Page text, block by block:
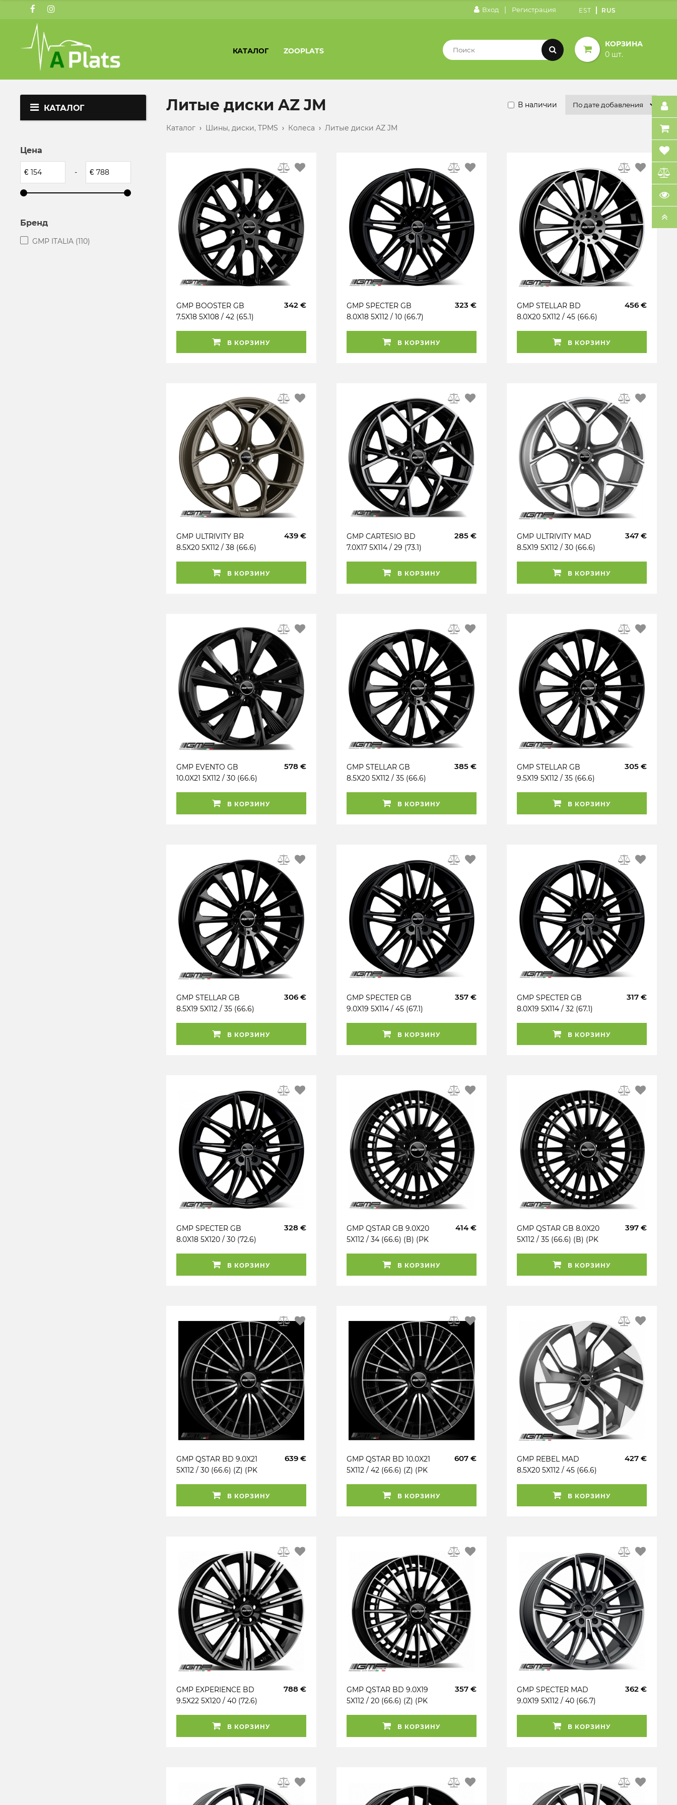
Вход | Регистрация EST RUS
КАТАЛОГ ZOOPLATS
КОРЗИНА
0 шт.
КАТАЛОГ
Цена
€ - €
Бренд
GMP ITALIA (110)
Литые диски AZ JM
Каталог › Шины, диски, TPMS › Колеса › Литые диски AZ JM
В наличии
GMP BOOSTER GB
7.5X18 5X108 / 42 (65.1)
342 €
В КОРЗИНУ
GMP SPECTER GB
8.0X18 5X112 / 10 (66.7)
(BMW) X3 (G45)
323 €
В КОРЗИНУ
GMP STELLAR BD
8.0X20 5X112 / 45 (66.6)
456 €
В КОРЗИНУ
GMP ULTRIVITY BR
8.5X20 5X112 / 38 (66.6)
439 €
В КОРЗИНУ
GMP CARTESIO BD
7.0X17 5X114 / 29 (73.1)
285 €
В КОРЗИНУ
GMP ULTRIVITY MAD
8.5X19 5X112 / 30 (66.6)
347 €
В КОРЗИНУ
GMP EVENTO GB
10.0X21 5X112 / 30 (66.6)
578 €
В КОРЗИНУ
GMP STELLAR GB
8.5X20 5X112 / 35 (66.6)
385 €
В КОРЗИНУ
GMP STELLAR GB
9.5X19 5X112 / 35 (66.6)
305 €
В КОРЗИНУ
GMP STELLAR GB
8.5X19 5X112 / 35 (66.6)
306 €
В КОРЗИНУ
GMP SPECTER GB
9.0X19 5X114 / 45 (67.1)
357 €
В КОРЗИНУ
GMP SPECTER GB
8.0X19 5X114 / 32 (67.1)
317 €
В КОРЗИНУ
GMP SPECTER GB
8.0X18 5X120 / 30 (72.6)
328 €
В КОРЗИНУ
GMP QSTAR GB 9.0X20
5X112 / 34 (66.6) (B) (PK
414 €
В КОРЗИНУ
GMP QSTAR GB 8.0X20
5X112 / 35 (66.6) (B) (PK
397 €
В КОРЗИНУ
GMP QSTAR BD 9.0X21
5X112 / 30 (66.6) (Z) (PK
639 €
В КОРЗИНУ
GMP QSTAR BD 10.0X21
5X112 / 42 (66.6) (Z) (PK
607 €
В КОРЗИНУ
GMP REBEL MAD
8.5X20 5X112 / 45 (66.6)
427 €
В КОРЗИНУ
GMP EXPERIENCE BD
9.5X22 5X120 / 40 (72.6)
788 €
В КОРЗИНУ
GMP QSTAR BD 9.0X19
5X112 / 20 (66.6) (Z) (PK
(MER) REAR
357 €
В КОРЗИНУ
GMP SPECTER MAD
9.0X19 5X112 / 40 (66.7)
KG750 (BMW)
362 €
В КОРЗИНУ